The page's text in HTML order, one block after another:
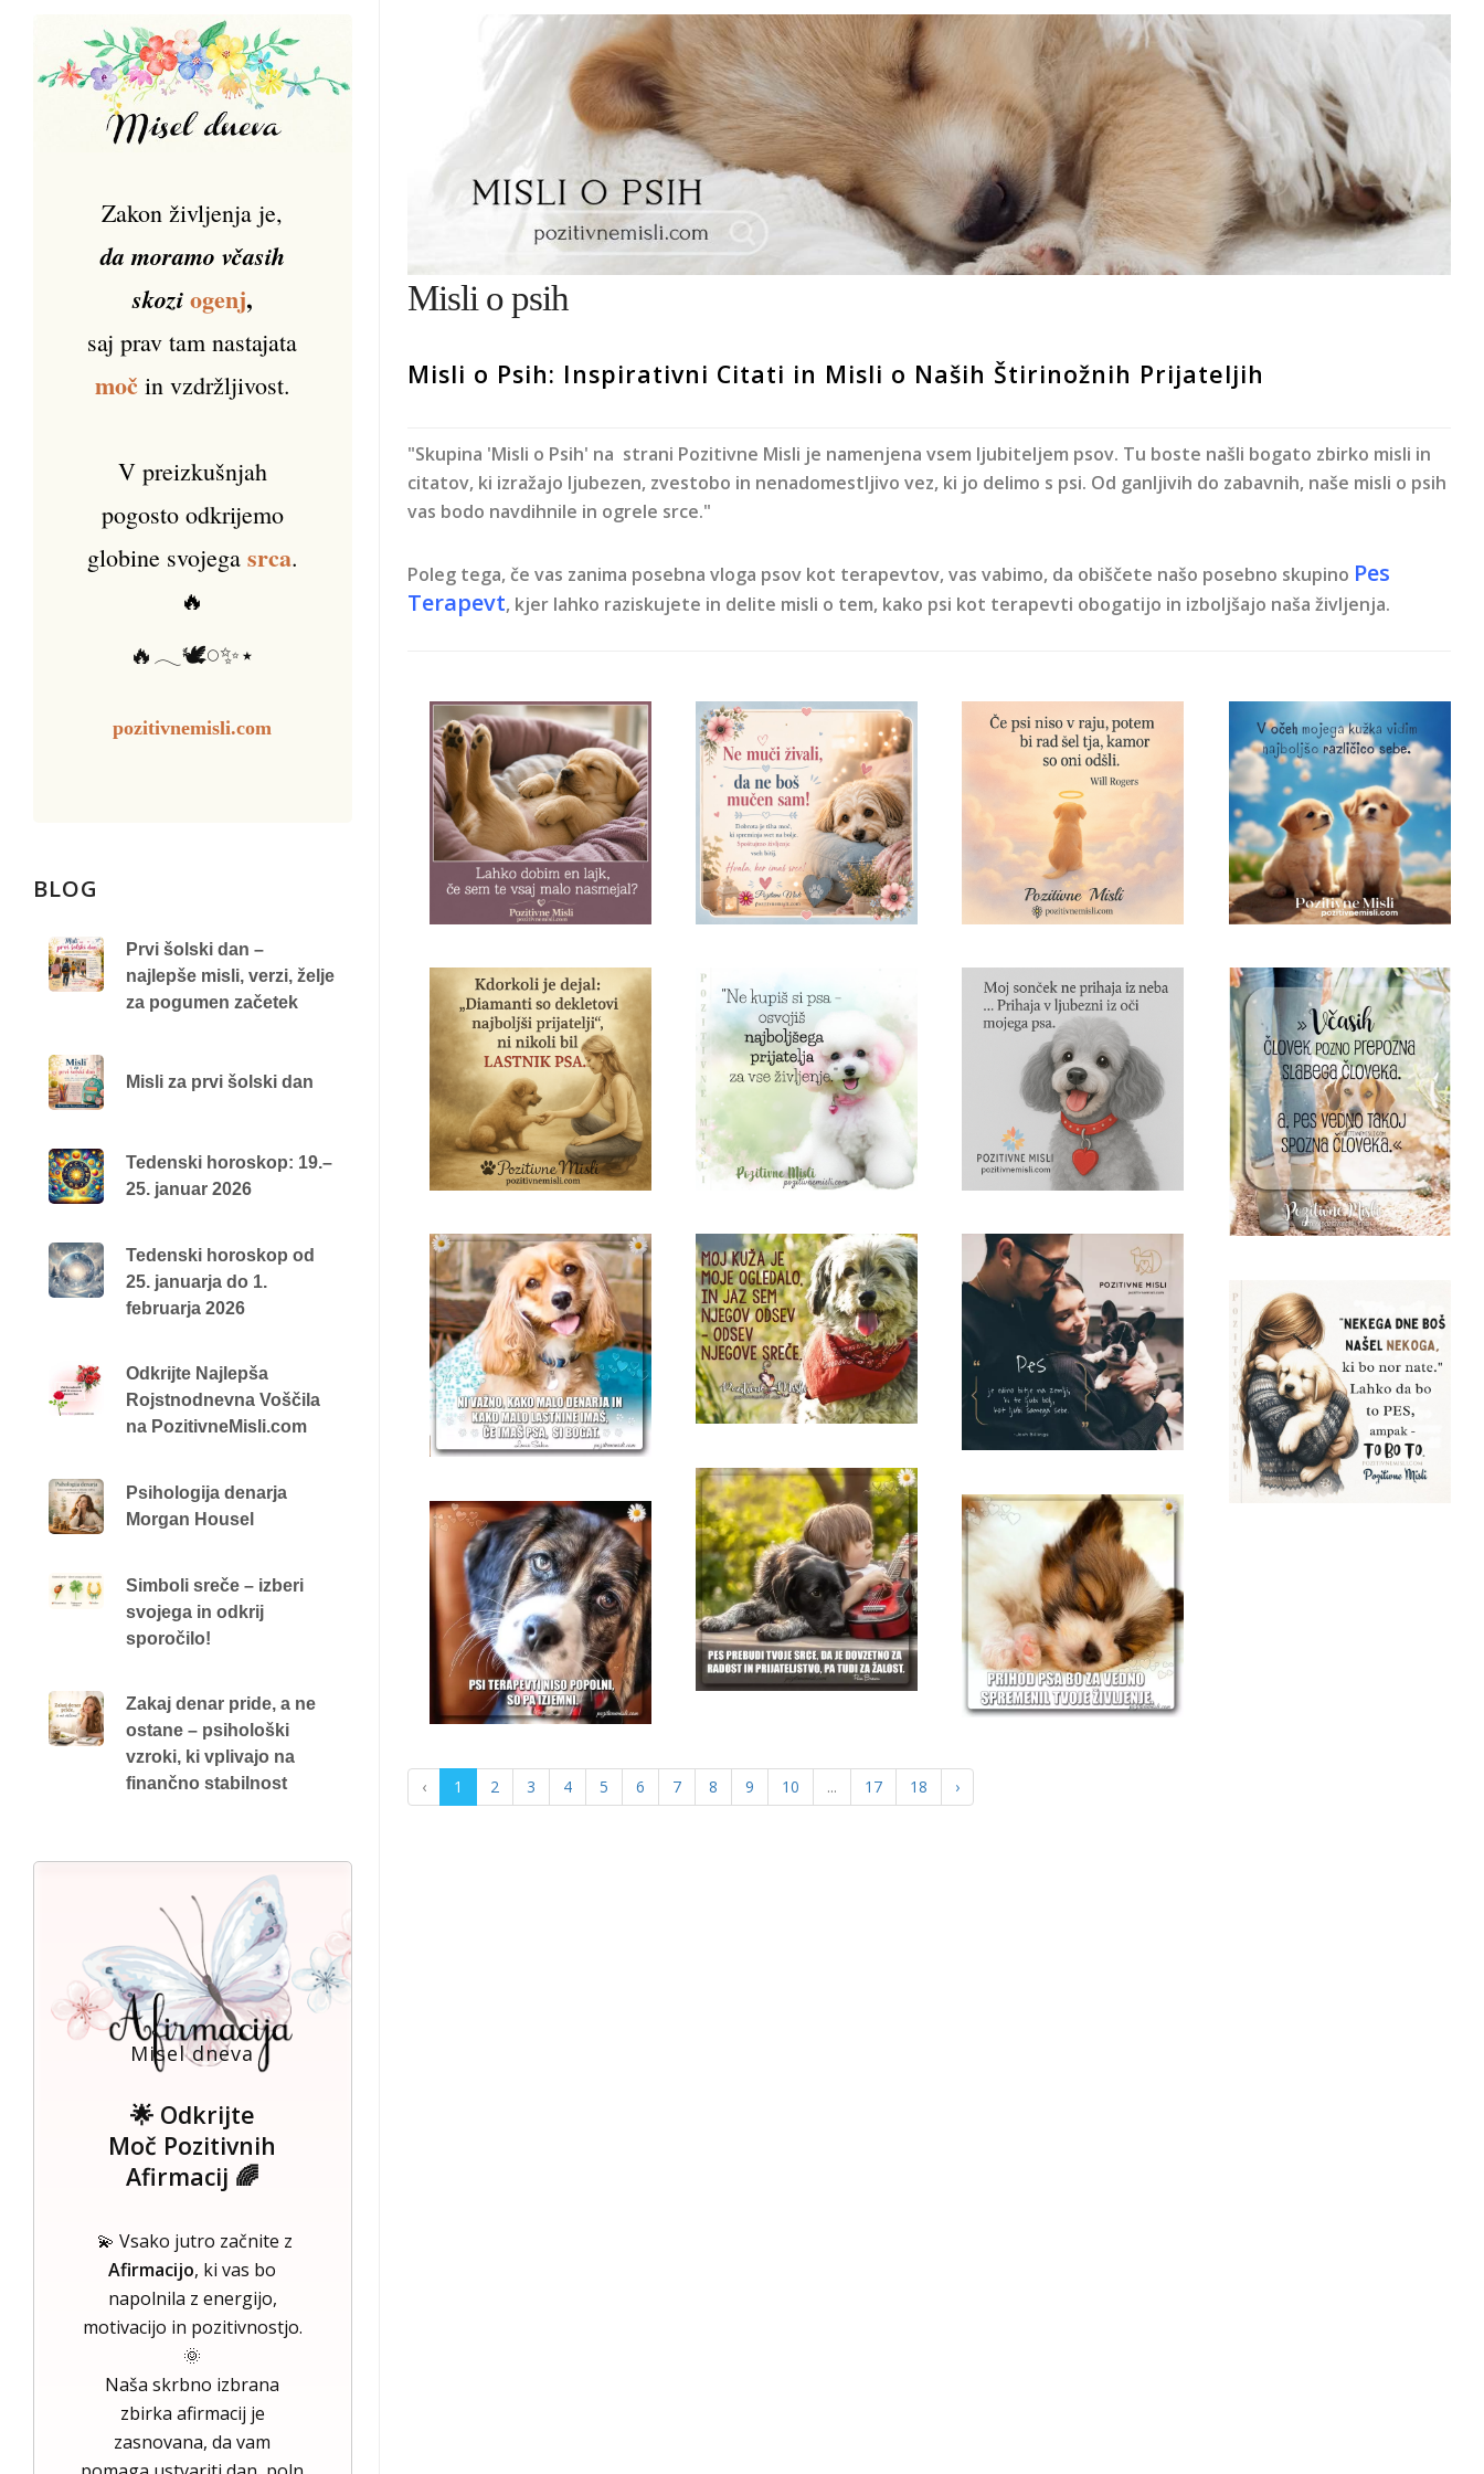
Misli o psih
Misli o Psih: Inspirativni Citati in Misli o Naših Štirinožnih Prijateljih
"Skupina 'Misli o Psih' na strani Pozitivne Misli je namenjena vsem ljubiteljem psov. Tu boste našli bogato zbirko misli in
citatov, ki izražajo ljubezen, zvestobo in nenadomestljivo vez, ki jo delimo s psi. Od ganljivih do zabavnih, naše misli o psih
vas bodo navdihnile in ogrele srce."
Poleg tega, če vas zanima posebna vloga psov kot terapevtov, vas vabimo, da obiščete našo posebno skupino Pes
Terapevt, kjer lahko raziskujete in delite misli o tem, kako psi kot terapevti obogatijo in izboljšajo naša življenja.
‹ 1 2 3 4 5 6 7 8 9 10 ... 17 18 ›
Zakon življenja je,
da moramo včasih
skozi ogenj,
saj prav tam nastajata
močin vzdržljivost.
V preizkušnjah
pogosto odkrijemo
globine svojega srca.
🔥
🔥𓂃🕊️𓏸✨⋆
pozitivnemisli.com
BLOG
Prvi šolski dan –
najlepše misli, verzi, želje
za pogumen začetek
Misli za prvi šolski dan
Tedenski horoskop: 19.–
25. januar 2026
Tedenski horoskop od
25. januarja do 1.
februarja 2026
Odkrijte Najlepša
Rojstnodnevna Voščila
na PozitivneMisli.com
Psihologija denarja
Morgan Housel
Simboli sreče – izberi
svojega in odkrij
sporočilo!
Zakaj denar pride, a ne
ostane – psihološki
vzroki, ki vplivajo na
finančno stabilnost
Misel dneva
🌟 Odkrijte
Moč Pozitivnih
Afirmacij 🌈
💫 Vsako jutro začnite z
Afirmacijo, ki vas bo
napolnila z energijo,
motivacijo in pozitivnostjo.
🌞
Naša skrbno izbrana
zbirka afirmacij je
zasnovana, da vam